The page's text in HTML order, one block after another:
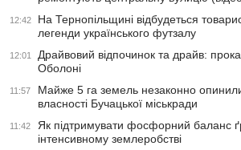
12:42
На Тернопільщині відбудеться
легенди українського футзалу
12:01
Драйвовий відпочинок та драйв:
Оболоні
11:57
Майже 5 га земель незаконно
власності Бучацької міськради
11:42
Як підтримувати фосфорний баланс
інтенсивному землеробстві